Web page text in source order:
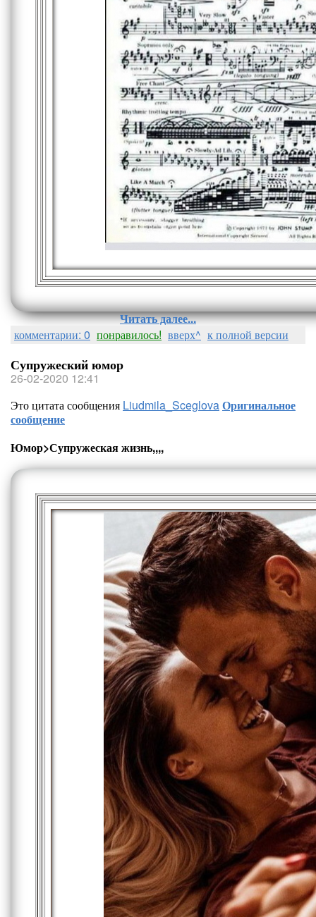
Читать далее...
комментарии: 0 понравилось! вверх^ к полной версии
Супружеский юмор
26-02-2020 12:41
Это цитата сообщения Liudmila_SceglovaОригинальное
сообщение
Юмор>Супружеская жизнь,,,,